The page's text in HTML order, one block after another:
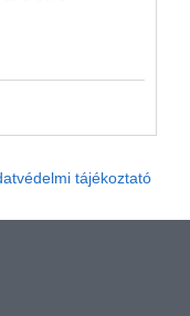
tájékoztató
feldobnánk a
június közepéig
A…